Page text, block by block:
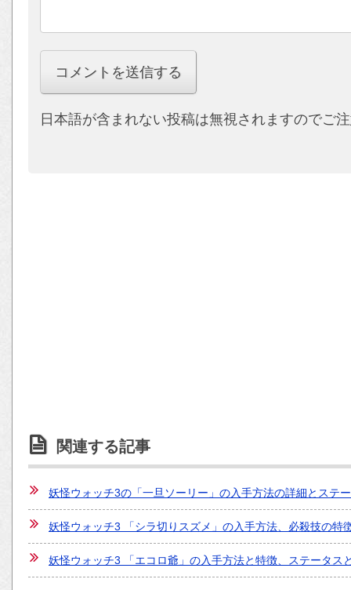
日本語が含まれない投稿は無視されますのでご
関連する記事
妖怪ウォッチ3の「一旦ソーリー」の入手方法の詳細とステ
妖怪ウォッチ3 「シラ切りスズメ」の入手方法、必殺技の特
妖怪ウォッチ3 「エコロ爺」の入手方法と特徴、ステータス